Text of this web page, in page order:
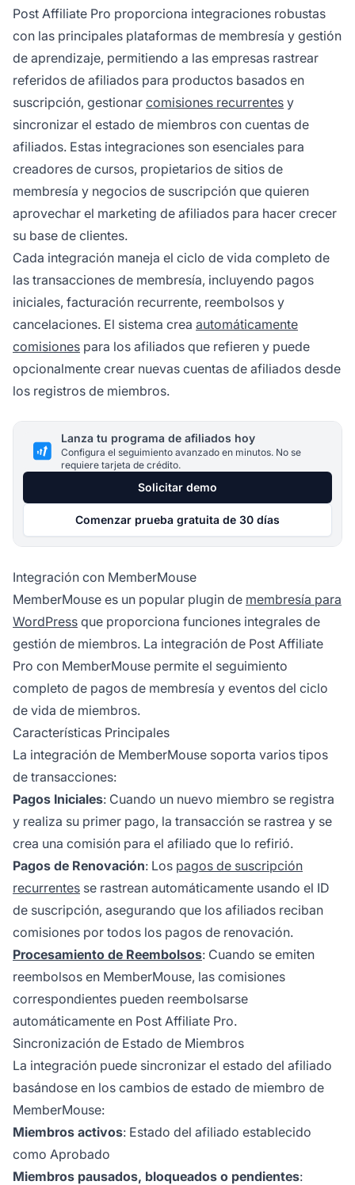
Post Affiliate Pro proporciona integraciones robustas
con las principales plataformas de membresía y gestión
de aprendizaje, permitiendo a las empresas rastrear
referidos de afiliados para productos basados en
suscripción, gestionar comisiones recurrentes y
sincronizar el estado de miembros con cuentas de
afiliados. Estas integraciones son esenciales para
creadores de cursos, propietarios de sitios de
membresía y negocios de suscripción que quieren
aprovechar el marketing de afiliados para hacer crecer
su base de clientes.
Cada integración maneja el ciclo de vida completo de
las transacciones de membresía, incluyendo pagos
iniciales, facturación recurrente, reembolsos y
cancelaciones. El sistema crea automáticamente
comisiones para los afiliados que refieren y puede
opcionalmente crear nuevas cuentas de afiliados desde
los registros de miembros.
Lanza tu programa de afiliados hoy
Configura el seguimiento avanzado en minutos. No se
requiere tarjeta de crédito.
Solicitar demo
Comenzar prueba gratuita de 30 días
Integración con MemberMouse
MemberMouse es un popular plugin de membresía para
WordPress que proporciona funciones integrales de
gestión de miembros. La integración de Post Affiliate
Pro con MemberMouse permite el seguimiento
completo de pagos de membresía y eventos del ciclo
de vida de miembros.
Características Principales
La integración de MemberMouse soporta varios tipos
de transacciones:
Pagos Iniciales: Cuando un nuevo miembro se registra
y realiza su primer pago, la transacción se rastrea y se
crea una comisión para el afiliado que lo refirió.
Pagos de Renovación: Los pagos de suscripción
recurrentes se rastrean automáticamente usando el ID
de suscripción, asegurando que los afiliados reciban
comisiones por todos los pagos de renovación.
Procesamiento de Reembolsos: Cuando se emiten
reembolsos en MemberMouse, las comisiones
correspondientes pueden reembolsarse
automáticamente en Post Affiliate Pro.
Sincronización de Estado de Miembros
La integración puede sincronizar el estado del afiliado
basándose en los cambios de estado de miembro de
MemberMouse:
Miembros activos: Estado del afiliado establecido
como Aprobado
Miembros pausados, bloqueados o pendientes: